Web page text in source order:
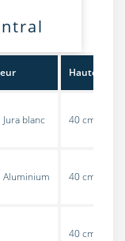
Hauteur
Jura blanc 40 cm
Aluminium 40 cm
40 cm